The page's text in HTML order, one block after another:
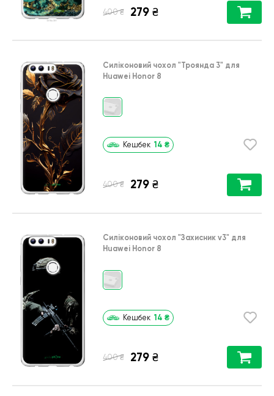
400 ₴ 279 ₴
Силіконовий чохол "Троянда 3" для
Huawei Honor 8
Кешбек 14 ₴
400 ₴ 279 ₴
Силіконовий чохол "Захисник v3" для
Huawei Honor 8
Кешбек 14 ₴
400 ₴ 279 ₴